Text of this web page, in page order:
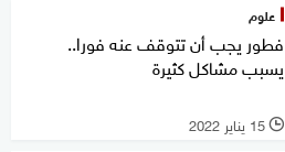
علوم
فطور يجب أن تتوقف عنه فورا..
يسبب مشاكل كثيرة
l 15 يناير 2022